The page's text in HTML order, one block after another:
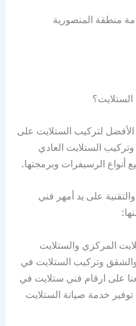
منطقة المنصورية
لتركيب الستلايت على
الستلايت العادي
أنواع الرسيفرات وبرمجتها.
على يد أمهر فني
المركزي والستلايت
وتركيب الستلايت في
على ارقام فني ستلايت في
خدمة صيانة الستلايت